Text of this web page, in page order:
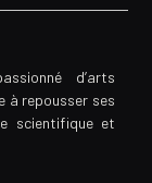
d’arts
à repousser ses
scientifique et